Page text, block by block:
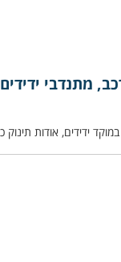
מתנדבי